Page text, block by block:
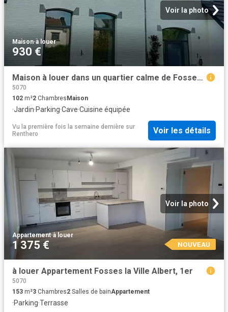
Voir la photo
Maison·à louer
930 €
Maison à louer dans un quartier calme de Fosses la Ville
5070
102 m²2 Chambres Maison
·Jardin·Parking·Cave·Cuisine équipée
Vu la première fois la semaine dernière sur
Renthero
Voir les détails
Voir la photo
Appartement·à louer
1 375 € NOUVEAU
à louer Appartement Fosses la Ville Albert, 1er
5070
153 m²3 Chambres2 Salles de bainAppartement
·Parking·Terrasse